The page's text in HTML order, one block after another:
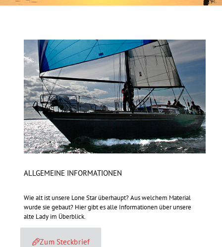
ALLGEMEINE INFORMATIONEN
Wie alt ist unsere Lone Star überhaupt? Aus welchem Material
wurde sie gebaut? Hier gibt es alle Informationen über unsere
alte Lady im Überblick.
Zum Steckbrief